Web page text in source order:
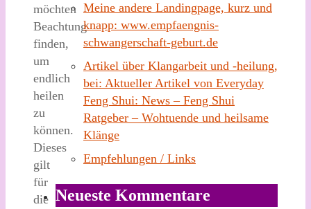
möchten
Beachtung
finden,
um
endlich
heilen
zu
können.
Dieses
gilt
für
die
Meine andere Landingpage, kurz und
knapp: www.empfaengnis-
schwangerschaft-geburt.de
Artikel über Klangarbeit und -heilung,
bei: Aktueller Artikel von Everyday
Feng Shui: News – Feng Shui
Ratgeber – Wohtuende und heilsame
Klänge
Empfehlungen / Links
Neueste Kommentare